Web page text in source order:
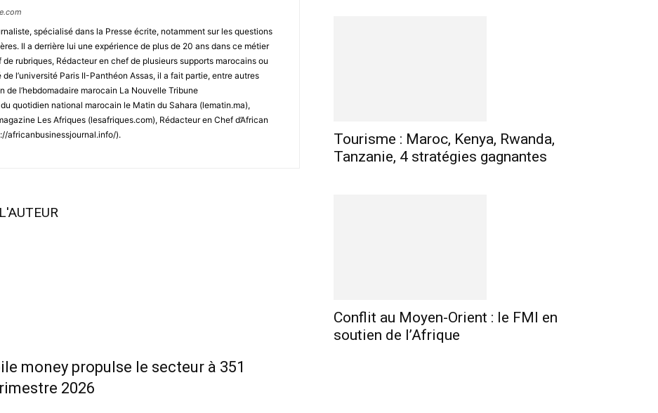
spécialisé dans la Presse écrite, notamment sur les questions
Il a derrière lui une expérience de plus de 20 ans dans ce métier
rubriques, Rédacteur en chef de plusieurs supports marocains ou
l’université Paris II-Panthéon Assas, il a fait partie, entre autres
de l’hebdomadaire marocain La Nouvelle Tribune
quotidien national marocain le Matin du Sahara (lematin.ma),
Les Afriques (lesafriques.com), Rédacteur en Chef d’African
africanbusinessjournal.info/).
money propulse le secteur à 351
2026
Tourisme : Maroc, Kenya, Rwanda,
Tanzanie, 4 stratégies gagnantes
Conflit au Moyen-Orient : le FMI en
soutien de l’Afrique